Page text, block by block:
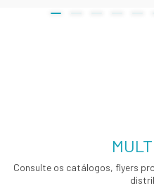
Consulte os catálogos, flyers